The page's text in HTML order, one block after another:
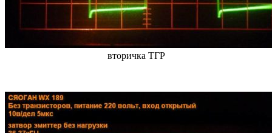
вторичка ТГР